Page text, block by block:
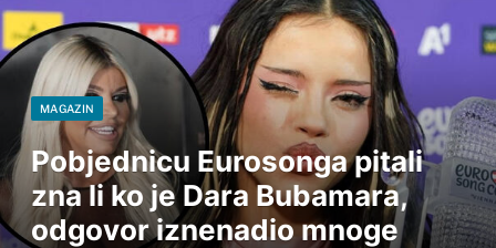
MAGAZIN
Pobjednicu Eurosonga pitali
zna li ko je Dara Bubamara,
odgovor iznenadio mnoge